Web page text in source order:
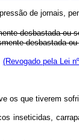
de jornais,
desbastada ou
(Revogado pela Lei
que tiverem